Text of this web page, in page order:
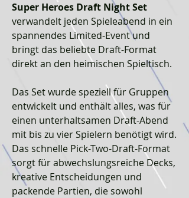
Super Heroes Draft Night Set
verwandelt jeden Spieleabend in ein
spannendes Limited-Event und
bringt das beliebte Draft-Format
direkt an den heimischen Spieltisch.
Das Set wurde speziell für Gruppen
entwickelt und enthält alles, was für
einen unterhaltsamen Draft-Abend
mit bis zu vier Spielern benötigt wird.
Das schnelle Pick-Two-Draft-Format
sorgt für abwechslungsreiche Decks,
kreative Entscheidungen und
packende Partien, die sowohl